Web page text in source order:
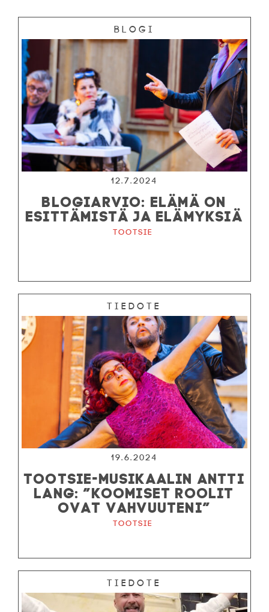
Blogi
12.7.2024
BLOGIARVIO: ELÄMÄ ON
ESITTÄMISTÄ JA ELÄMYKSIÄ
Tootsie
Tiedote
19.6.2024
TOOTSIE-MUSIKAALIN ANTTI
LANG: ”KOOMISET ROOLIT
OVAT VAHVUUTENI”
Tootsie
Tiedote